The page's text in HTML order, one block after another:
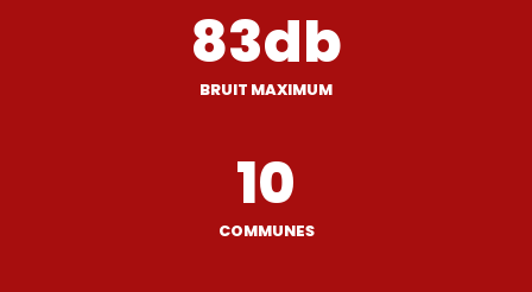
83db
BRUIT MAXIMUM
10
COMMUNES